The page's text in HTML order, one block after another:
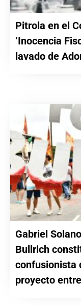
Pitrola en el
‘Inocencia
lavado de
Gabriel
Bullrich
confusionista
proyecto